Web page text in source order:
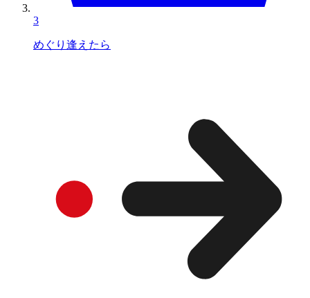
3
めぐり逢えたら